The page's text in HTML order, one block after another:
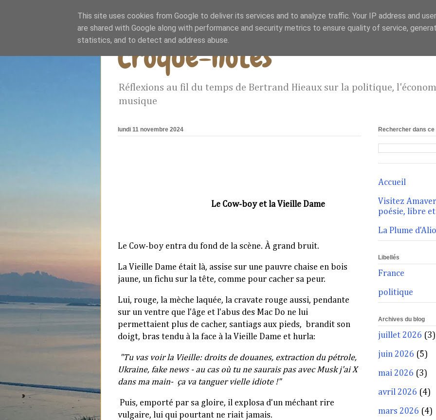
Croque-notes
Réflexions au fil du temps de Bertrand Hieaux sur la politique,
musique
lundi 11 novembre 2024
Le Cow-boy et la Vieille Dame
Le Cow-boy entra du fond de la scène. À grand bruit.
La Vieille Dame était là, assise sur une pauvre chaise en bois
jaune, un fichu sur la tête, comme pour cacher sa peur.
Lui, rouge, la mèche laquée, la cravate rouge aussi, pendante
sur un ventre que l'âge et l'abus des Mac Do ne lui
permettaient plus de cacher, santiags aux pieds, brandit son
doigt, bras tendu à la face à la Vieille Dame et hurla:
"Tu vas voir la Vieille: droits de douanes, extraction du pétrole,
Ukraine, fake news - au cas où tu ne saurais pas avec Musk j'ai X
dans ma main- ça va tanguer vielle idiote !"
Puis, emporté par sa gloire, il explosa d'un méchant rire
vulgaire, lui qui pourtant ne riait jamais.
Rechercher dans ce
Accueil
Visitez
poésie, libre
La Plume
Libellés
France
politique
Archives du blog
juillet 2026 (3)
juin 2026 (5)
mai 2026 (3)
avril 2026 (4)
mars 2026 (4)
This site uses cookies from Google to deliver its services and to analyze traffic. Your IP address and
are shared with Google along with performance and security metrics to ensure quality of service,
statistics, and to detect and address abuse.